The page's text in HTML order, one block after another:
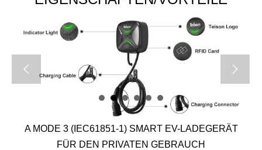
 
A MODE 3 (IEC61851-1) SMART EV-LADEGERÄT
FÜR DEN PRIVATEN GEBRAUCH